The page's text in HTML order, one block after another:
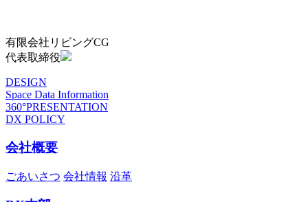
有限会社リビングCG
代表取締役
DESIGN
Space Data Information
360°PRESENTATION
DX POLICY
会社概要
ごあいさつ 会社情報 沿革